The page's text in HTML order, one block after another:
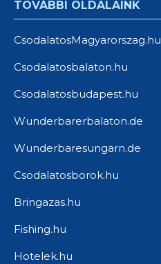
TOVÁBBI OLDALAINK
CsodalatosMagyarorszag.hu
Csodalatosbalaton.hu
Csodalatosbudapest.hu
Wunderbarerbalaton.de
Wunderbaresungarn.de
Csodalatosborok.hu
Bringazas.hu
Fishing.hu
Hotelek.hu